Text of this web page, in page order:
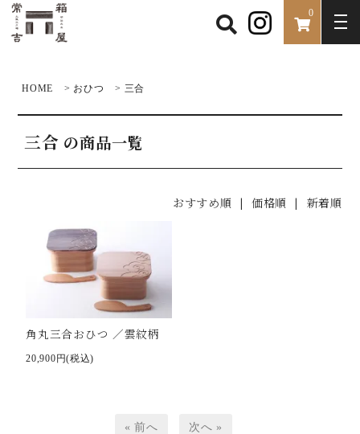
0
HOME > おひつ > 三合
三合 の商品一覧
おすすめ順 | 価格順 | 新着順
角丸三合おひつ ／雲紋柄
20,900円(税込)
« 前へ 次へ »